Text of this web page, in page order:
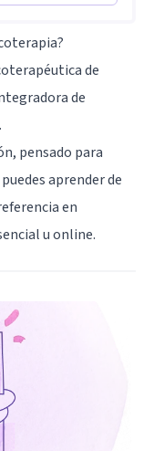
de
de
pensado para
aprender de
en
u online.